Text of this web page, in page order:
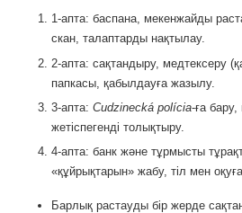
1-апта: баспана, мекенжайды
скан, талаптарды нақтылау.
2-апта: сақтандыру, медтексеру
папкасы, қабылдауға жазылу.
3-апта: Cudzinecká polícia-ға бару,
жетіспегенді толықтыру.
4-апта: банк және тұрмысты
«құйрықтарын» жабу, тіл мен
Барлық растауды бір жерде